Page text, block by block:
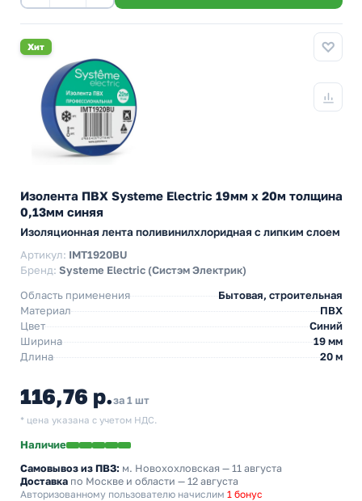
Хит
Изолента ПВХ Systeme Electric 19мм х 20м толщина
0,13мм синяя
Изоляционная лента поливинилхлоридная с липким слоем
Артикул: IMT1920BU
Бренд: Systeme Electric (Систэм Электрик)
Область применения
Бытовая, строительная
Материал
ПВХ
Цвет
Синий
Ширина
19 мм
Длина
20 м
116,76 р.за 1 шт
* цена указана с учетом НДС.
Наличие
Самовывоз из ПВЗ: м. Новохохловская — 11 августа
Доставка по Москве и области — 12 августа
Авторизованному пользователю начислим 1 бонус